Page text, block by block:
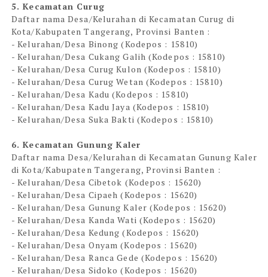
5. Kecamatan Curug
Daftar nama Desa/Kelurahan di Kecamatan Curug di
Kota/Kabupaten Tangerang, Provinsi Banten :
- Kelurahan/Desa Binong (Kodepos : 15810)
- Kelurahan/Desa Cukang Galih (Kodepos : 15810)
- Kelurahan/Desa Curug Kulon (Kodepos : 15810)
- Kelurahan/Desa Curug Wetan (Kodepos : 15810)
- Kelurahan/Desa Kadu (Kodepos : 15810)
- Kelurahan/Desa Kadu Jaya (Kodepos : 15810)
- Kelurahan/Desa Suka Bakti (Kodepos : 15810)
6. Kecamatan Gunung Kaler
Daftar nama Desa/Kelurahan di Kecamatan Gunung Kaler
di Kota/Kabupaten Tangerang, Provinsi Banten :
- Kelurahan/Desa Cibetok (Kodepos : 15620)
- Kelurahan/Desa Cipaeh (Kodepos : 15620)
- Kelurahan/Desa Gunung Kaler (Kodepos : 15620)
- Kelurahan/Desa Kanda Wati (Kodepos : 15620)
- Kelurahan/Desa Kedung (Kodepos : 15620)
- Kelurahan/Desa Onyam (Kodepos : 15620)
- Kelurahan/Desa Ranca Gede (Kodepos : 15620)
- Kelurahan/Desa Sidoko (Kodepos : 15620)